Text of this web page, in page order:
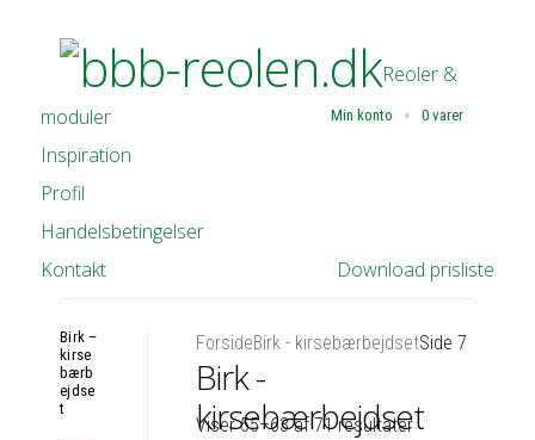
Min konto 0 varer
Reoler &
moduler
Inspiration
Profil
Handelsbetingelser
Download prisliste
Kontakt
ForsideBirk - kirsebærbejdsetSide 7
Birk -
kirsebærbejdset
Viser 55–63 af 71 resultater
Birk –
kirse
bærb
ejdse
t